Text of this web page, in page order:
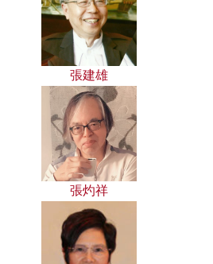
張建雄
張灼祥